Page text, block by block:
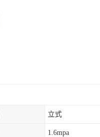
立式
1.6mpa